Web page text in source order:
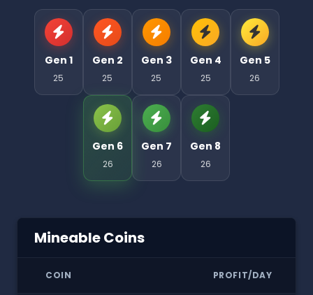
Gen 1
25
Gen 2
25
Gen 3
25
Gen 4
25
Gen 5
26
Gen 6
26
Gen 7
26
Gen 8
26
Mineable Coins
COIN PROFIT/DAY